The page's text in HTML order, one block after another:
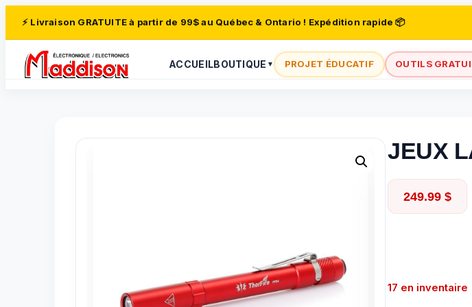
⚡ Livraison GRATUITE à partir de 99$ au Québec & Ontario ! Expédition rapide 📦
ACCUEILBOUTIQUE ▼ PROJET ÉDUCATIF OUTILS
JEUX
249.99 $
17 en inventaire